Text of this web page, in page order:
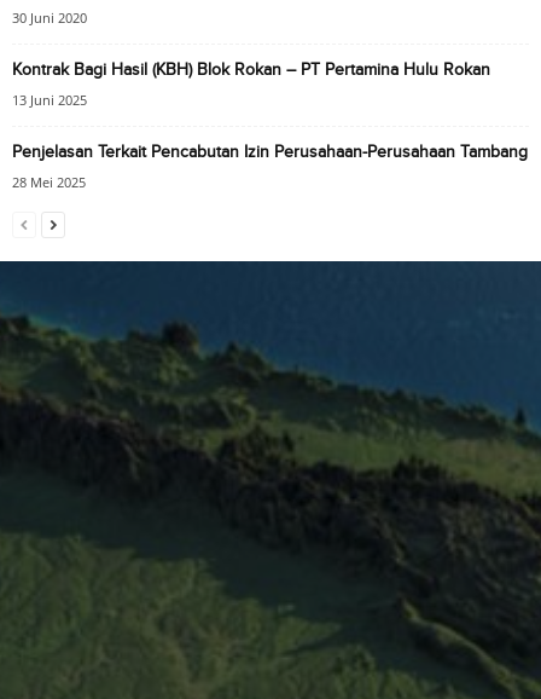
30 Juni 2020
Kontrak Bagi Hasil (KBH) Blok Rokan – PT Pertamina Hulu Rokan
13 Juni 2025
Penjelasan Terkait Pencabutan Izin Perusahaan-Perusahaan Tambang
28 Mei 2025